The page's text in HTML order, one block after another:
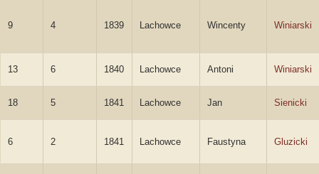
9 4 1839 Lachowce Wincenty Winiarski
13 6 1840 Lachowce Antoni Winiarski
18 5 1841 Lachowce Jan Sienicki
6 2 1841 Lachowce Faustyna Gluzicki